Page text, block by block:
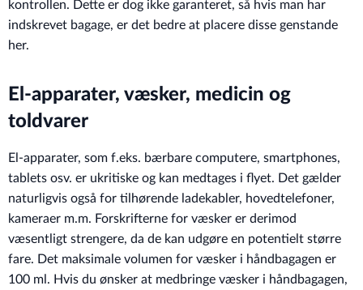
kontrollen. Dette er dog ikke garanteret, så hvis man har
indskrevet bagage, er det bedre at placere disse genstande
her.
El-apparater, væsker, medicin og
toldvarer
El-apparater, som f.eks. bærbare computere, smartphones,
tablets osv. er ukritiske og kan medtages i flyet. Det gælder
naturligvis også for tilhørende ladekabler, hovedtelefoner,
kameraer m.m. Forskrifterne for væsker er derimod
væsentligt strengere, da de kan udgøre en potentielt større
fare. Det maksimale volumen for væsker i håndbagagen er
100 ml. Hvis du ønsker at medbringe væsker i håndbagagen,